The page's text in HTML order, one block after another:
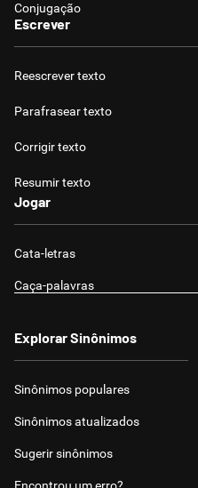
Conjugação
Escrever
Reescrever texto
Parafrasear texto
Corrigir texto
Resumir texto
Jogar
Cata-letras
Caça-palavras
Explorar Sinônimos
Sinônimos populares
Sinônimos atualizados
Sugerir sinônimos